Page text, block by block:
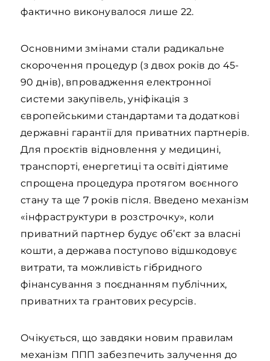
фактично виконувалося лише 22.
Основними змінами стали радикальне
скорочення процедур (з двох років до 45-
90 днів), впровадження електронної
системи закупівель, уніфікація з
європейськими стандартами та додаткові
державні гарантії для приватних партнерів.
Для проєктів відновлення у медицині,
транспорті, енергетиці та освіті діятиме
спрощена процедура протягом воєнного
стану та ще 7 років після. Введено механізм
«інфраструктури в розстрочку», коли
приватний партнер будує об’єкт за власні
кошти, а держава поступово відшкодовує
витрати, та можливість гібридного
фінансування з поєднанням публічних,
приватних та грантових ресурсів.
Очікується, що завдяки новим правилам
механізм ППП забезпечить залучення до